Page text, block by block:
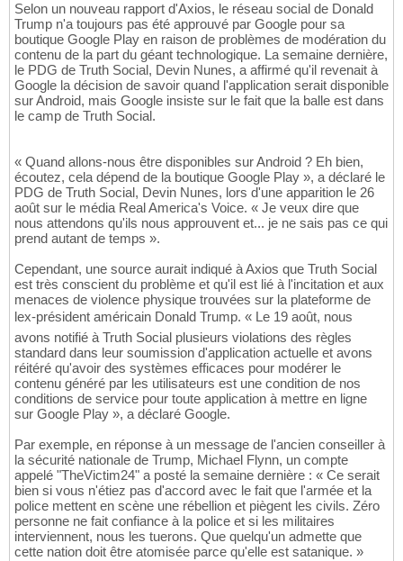
Selon un nouveau rapport d'Axios, le réseau social de Donald
Trump n'a toujours pas été approuvé par Google pour sa
boutique Google Play en raison de problèmes de modération du
contenu de la part du géant technologique. La semaine dernière,
le PDG de Truth Social, Devin Nunes, a affirmé qu'il revenait à
Google la décision de savoir quand l'application serait disponible
sur Android, mais Google insiste sur le fait que la balle est dans
le camp de Truth Social.
« Quand allons-nous être disponibles sur Android ? Eh bien,
écoutez, cela dépend de la boutique Google Play », a déclaré le
PDG de Truth Social, Devin Nunes, lors d'une apparition le 26
août sur le média Real America's Voice. « Je veux dire que
nous attendons qu'ils nous approuvent et... je ne sais pas ce qui
prend autant de temps ».
Cependant, une source aurait indiqué à Axios que Truth Social
est très conscient du problème et qu'il est lié à l'incitation et aux
menaces de violence physique trouvées sur la plateforme de
lex-président américain Donald Trump. « Le 19 août, nous
avons notifié à Truth Social plusieurs violations des règles
standard dans leur soumission d'application actuelle et avons
réitéré qu'avoir des systèmes efficaces pour modérer le
contenu généré par les utilisateurs est une condition de nos
conditions de service pour toute application à mettre en ligne
sur Google Play », a déclaré Google.
Par exemple, en réponse à un message de l'ancien conseiller à
la sécurité nationale de Trump, Michael Flynn, un compte
appelé "TheVictim24" a posté la semaine dernière : « Ce serait
bien si vous n'étiez pas d'accord avec le fait que l'armée et la
police mettent en scène une rébellion et piègent les civils. Zéro
personne ne fait confiance à la police et si les militaires
interviennent, nous les tuerons. Que quelqu'un admette que
cette nation doit être atomisée parce qu'elle est satanique. »